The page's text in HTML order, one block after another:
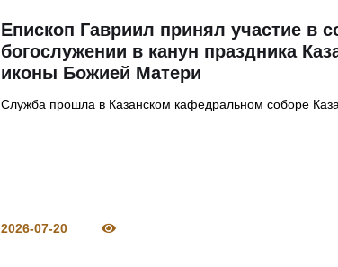
Епископ Гавриил принял участие в
богослужении в канун праздника
иконы Божией Матери
Служба прошла в Казанском кафедральном соборе
2026-07-20